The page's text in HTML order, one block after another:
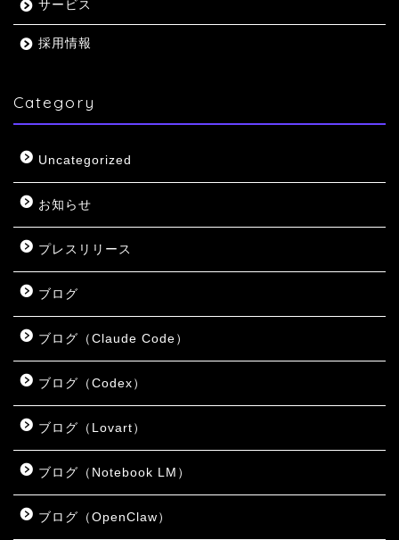
サービス
採用情報
Category
Uncategorized
お知らせ
プレスリリース
ブログ
ブログ（Claude Code）
ブログ（Codex）
ブログ（Lovart）
ブログ（Notebook LM）
ブログ（OpenClaw）